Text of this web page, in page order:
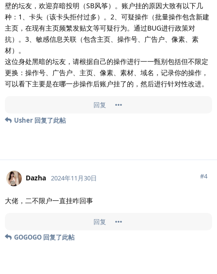
壁的坛友，欢迎弃暗投明（SB风筝）。账户挂的原因大致有以下几
种：1、卡头（该卡头拒付过多）。2、可疑操作（批量操作包含新建
主页，在现有主页频繁发贴文等可疑行为。通过BUG进行政策对
抗）。3、敏感信息关联（包含主页、操作号、广告户、像素、素
材）。
这位身处黑暗的坛友，请根据自己的操作进行一一甄别包括但不限定
更换：操作号、广告户、主页、像素、素材、域名，记录你的操作，
可以看下主要是在哪一步操作后账户挂了的，然后进行针对性改进。
回复
Usher 回复了此帖
Dazha 2024年11月30日 #4
大佬，二不限户一直挂咋回事
回复
GOGOGO 回复了此帖